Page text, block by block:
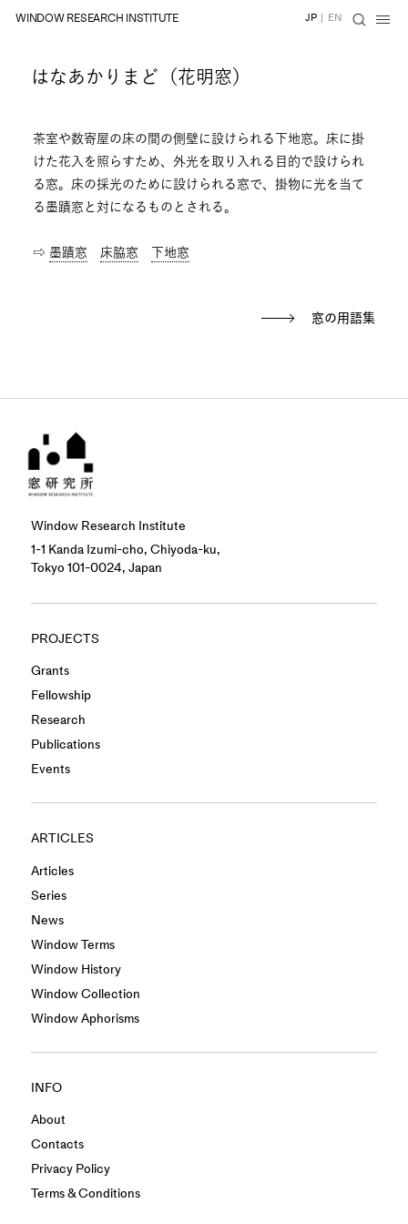
WINDOW RESEARCH INSTITUTE JP | EN
はなあかりまど（花明窓）
茶室や数寄屋の床の間の側壁に設けられる下地窓。床に掛
けた花入を照らすため、外光を取り入れる目的で設けられ
る窓。床の採光のために設けられる窓で、掛物に光を当て
る墨蹟窓と対になるものとされる。
⇨ 墨蹟窓 床脇窓 下地窓
窓の用語集
Window Research Institute
1-1 Kanda Izumi-cho, Chiyoda-ku,
Tokyo 101-0024, Japan
PROJECTS
Grants
Fellowship
Research
Publications
Events
ARTICLES
Articles
Series
News
Window Terms
Window History
Window Collection
Window Aphorisms
INFO
About
Contacts
Privacy Policy
Terms & Conditions